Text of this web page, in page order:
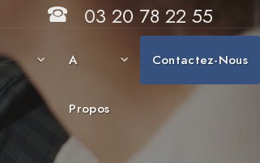
03 20 78 22 55
A
Propos
Contactez-Nous